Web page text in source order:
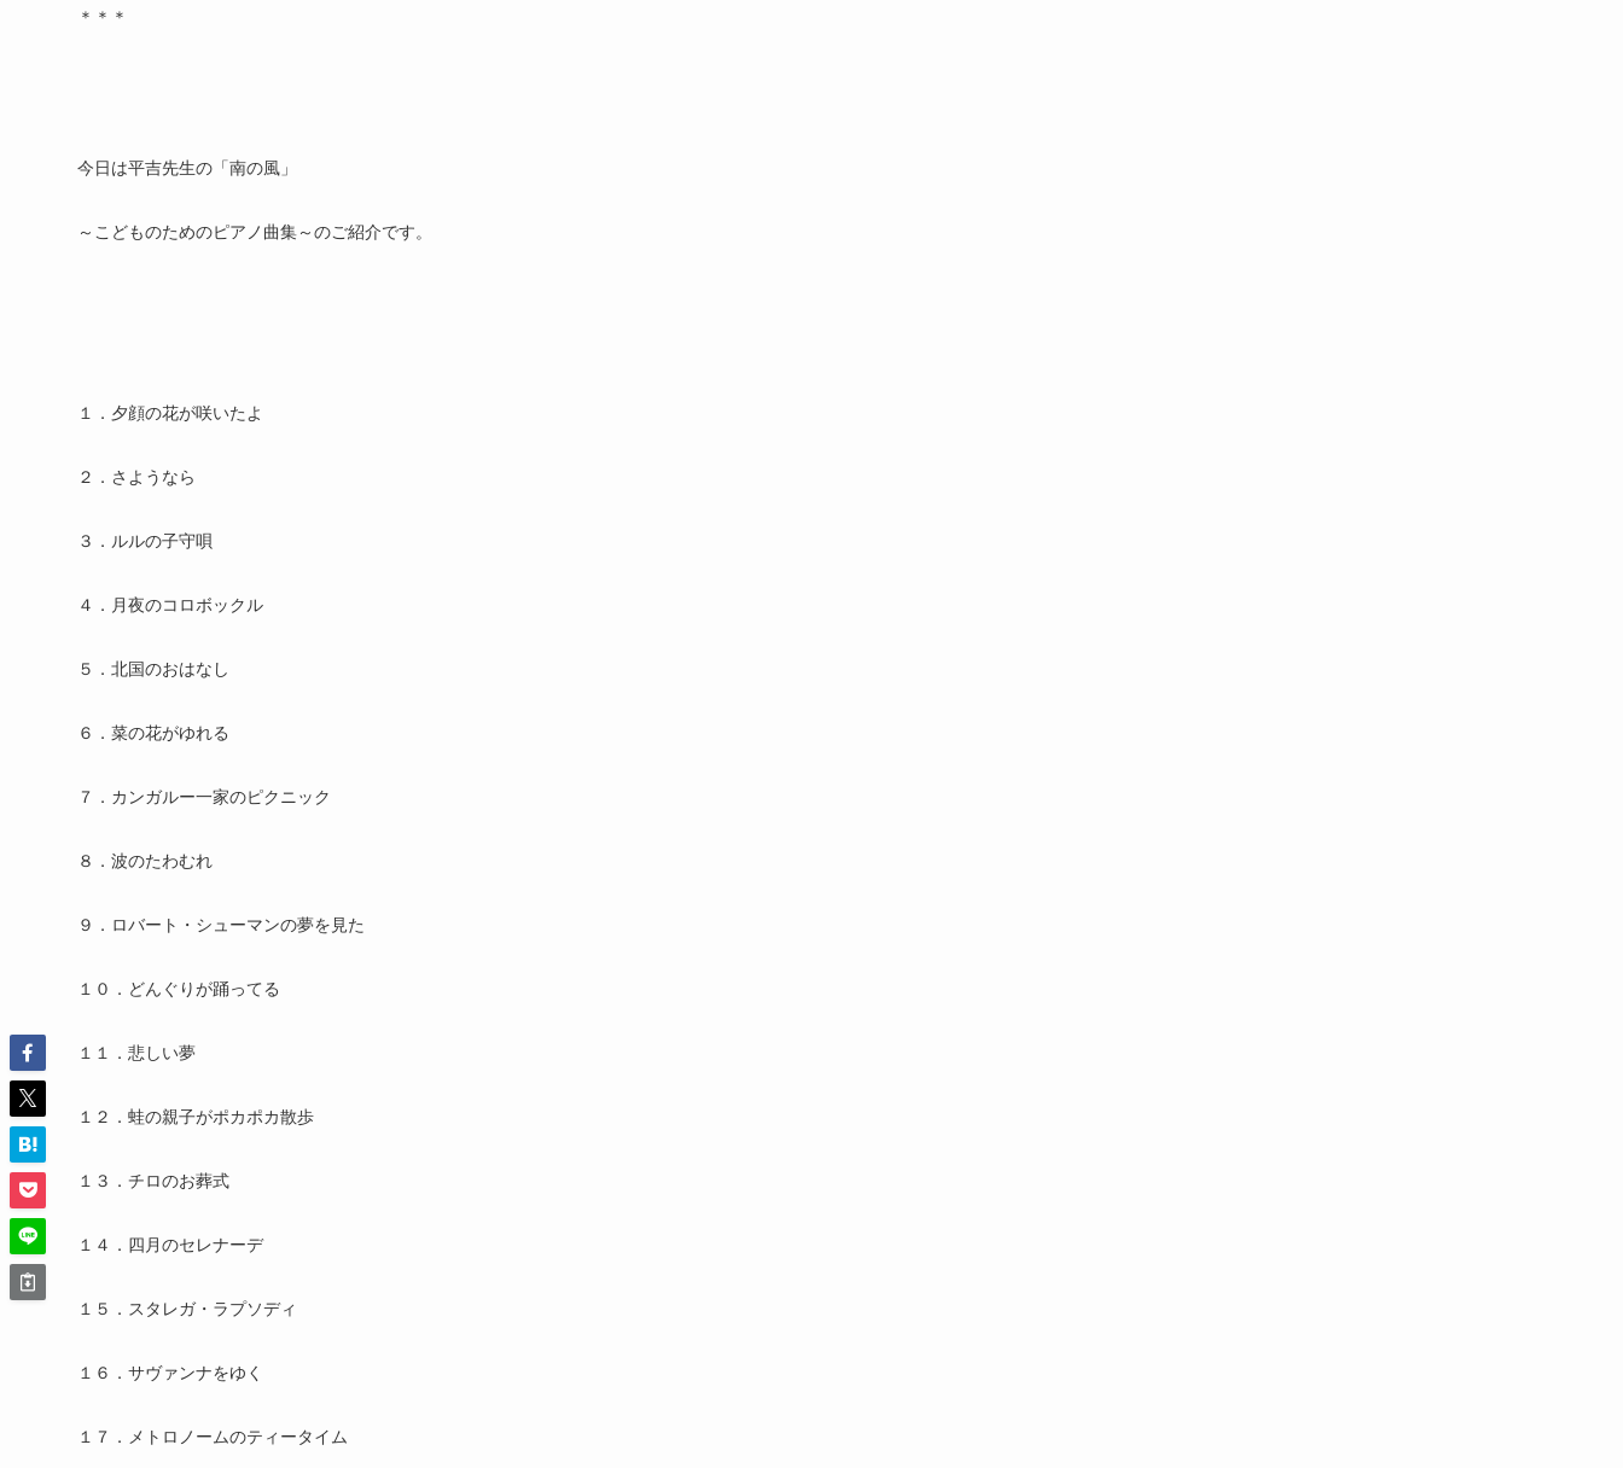
＊＊＊
今日は平吉先生の「南の風」
～こどものためのピアノ曲集～のご紹介です。
１．夕顔の花が咲いたよ
２．さようなら
３．ルルの子守唄
４．月夜のコロボックル
５．北国のおはなし
６．菜の花がゆれる
７．カンガルー一家のピクニック
８．波のたわむれ
９．ロバート・シューマンの夢を見た
１０．どんぐりが踊ってる
１１．悲しい夢
１２．蛙の親子がポカポカ散歩
１３．チロのお葬式
１４．四月のセレナーデ
１５．スタレガ・ラプソディ
１６．サヴァンナをゆく
１７．メトロノームのティータイム